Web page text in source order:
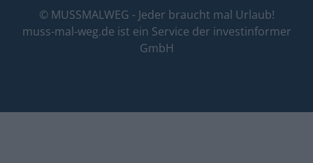
© MUSSMALWEG - Jeder braucht mal Urlaub!
muss-mal-weg.de ist ein Service der investinformer
GmbH